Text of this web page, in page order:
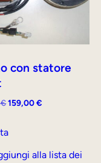
con statore
€Il
originale
200,00 €.
159,00€
159,00 €.
alla lista dei